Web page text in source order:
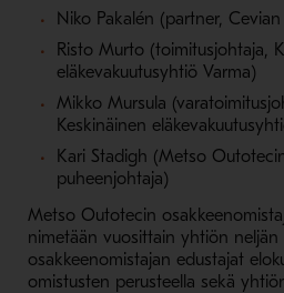
Niko Pakalén (partner,
Risto Murto (toimitusjohtaja,
eläkevakuutusyhtiö Varma)
Mikko Mursula
Keskinäinen
Kari Stadigh (Metso
puheenjohtaja)
Metso Outotecin
nimetään vuosittain yhtiön
osakkeenomistajan edustajat
omistusten perusteella sekä